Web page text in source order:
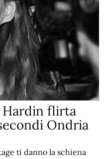
Hardin flirta
Ondria
ti danno la schiena